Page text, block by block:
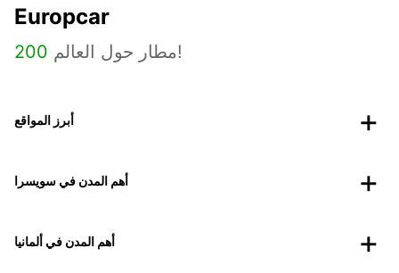
Europcar
200 مطار حول العالم!
أبرز المواقع
أهم المدن في سويسرا
أهم المدن في ألمانيا